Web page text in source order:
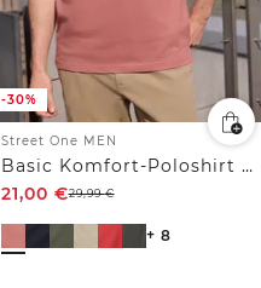
-30%
Street One MEN
Basic Komfort-Poloshirt mit Kurzarm
21,00 €29,99€
+ 8